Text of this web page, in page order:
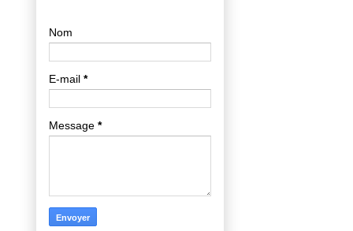
Nom
E-mail *
Message *